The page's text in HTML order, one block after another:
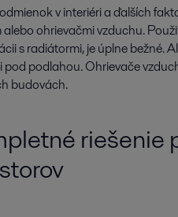
v interiéri a ďalších
alebo ohrievačmi vzduchu.
s radiátormi, je úplne bežné.
podlahou. Ohrievače
budovách.
riešenie